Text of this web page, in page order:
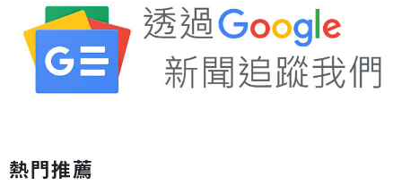
熱門推薦